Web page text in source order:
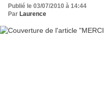
Publié le 03/07/2010 à 14:44
Par Laurence